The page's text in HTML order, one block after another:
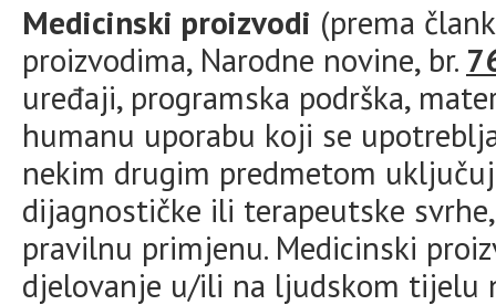
Medicinski proizvodi (prema
proizvodima, Narodne novine, br.
uređaji, programska podrška,
humanu uporabu koji se
nekim drugim predmetom
dijagnostičke ili terapeutske
pravilnu primjenu. Medicinski
djelovanje u/ili na ljudskom tijelu